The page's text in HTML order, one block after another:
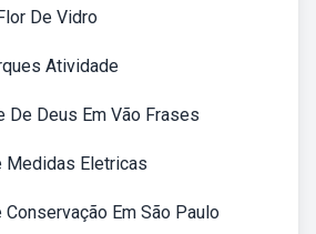
De Vidro
Atividade
De Deus Em Vão Frases
Medidas Eletricas
Em São Paulo